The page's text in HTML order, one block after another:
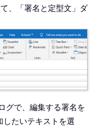
、「署名と定型文」ダ
グで、編集する署名を
たいテキストを選